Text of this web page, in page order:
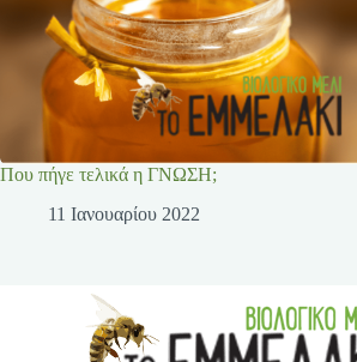
Που πήγε τελικά η ΓΝΩΣΗ;
11 Ιανουαρίου 2022